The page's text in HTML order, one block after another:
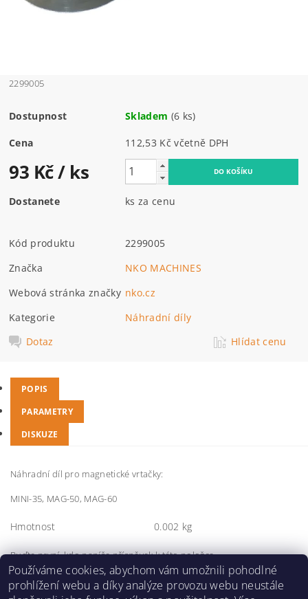
2299005
Dostupnost Skladem (6 ks)
Cena 112,53 Kč včetně DPH
93 Kč/ ks
Dostanete ks za cenu
Kód produktu
2299005
Značka
NKO MACHINES
Webová stránka značky nko.cz
Kategorie
Náhradní díly
Dotaz
Hlídat cenu
POPIS
PARAMETRY
DISKUZE
Náhradní díl pro magnetické vrtačky:
MINI-35, MAG-50, MAG-60
Hmotnost 0.002 kg
Buďte první, kdo napíše příspěvek k této položce.
Přidat komentář
Používáme cookies, abychom vám umožnili pohodlné
prohlížení webu a díky analýze provozu webu neustále